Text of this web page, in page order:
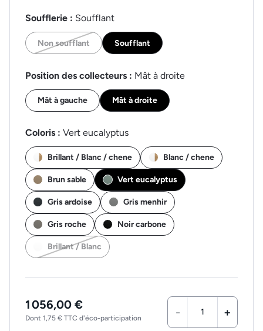
Soufflerie : Soufflant
Non soufflant Soufflant
Position des collecteurs : Mât à droite
Mât à gauche Mât à droite
Coloris : Vert eucalyptus
Brillant / Blanc / chene Blanc / chene
Brun sable Vert eucalyptus
Gris ardoise Gris menhir
Gris roche Noir carbone
Brillant / Blanc
1 056,00 €
Dont 1,75 € TTC d'éco-participation - +